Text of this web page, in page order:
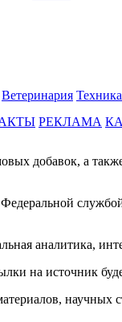
Ветеринария
РЕКЛАМА
добавок, а
аналитика,
на источник